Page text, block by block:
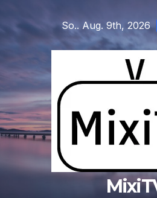
Inhalt
So.. Aug. 9th, 2026